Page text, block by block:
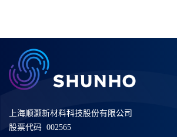
上海顺灏新材料科技股份有限公司
股票代码 002565